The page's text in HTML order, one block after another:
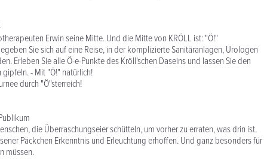
Erwin seine Mitte. Und die Mitte von KRÖLL ist: "Ö!"
Sie sich auf eine Reise, in der komplizierte Sanitäranlagen, Urologen
Erleben Sie alle Ö-e-Punkte des Kröll'schen Daseins und lassen Sie den
- Mit "Ö!" natürlich!
durch "Ö"sterreich!
die Überraschungseier schütteln, um vorher zu erraten, was drin ist.
Päckchen Erkenntnis und Erleuchtung erhoffen. Und ganz besonders für
müssen.